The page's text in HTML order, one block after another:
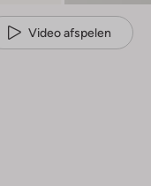
Video afspelen